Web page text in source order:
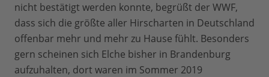
nicht bestätigt werden konnte, begrüßt der WWF,
dass sich die größte aller Hirscharten in Deutschland
offenbar mehr und mehr zu Hause fühlt. Besonders
gern scheinen sich Elche bisher in Brandenburg
aufzuhalten, dort waren im Sommer 2019